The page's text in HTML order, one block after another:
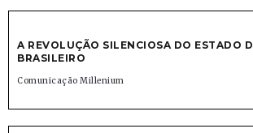
A REVOLUÇÃO SILENCIOSA DO ESTADO
BRASILEIRO
Comunicação Millenium